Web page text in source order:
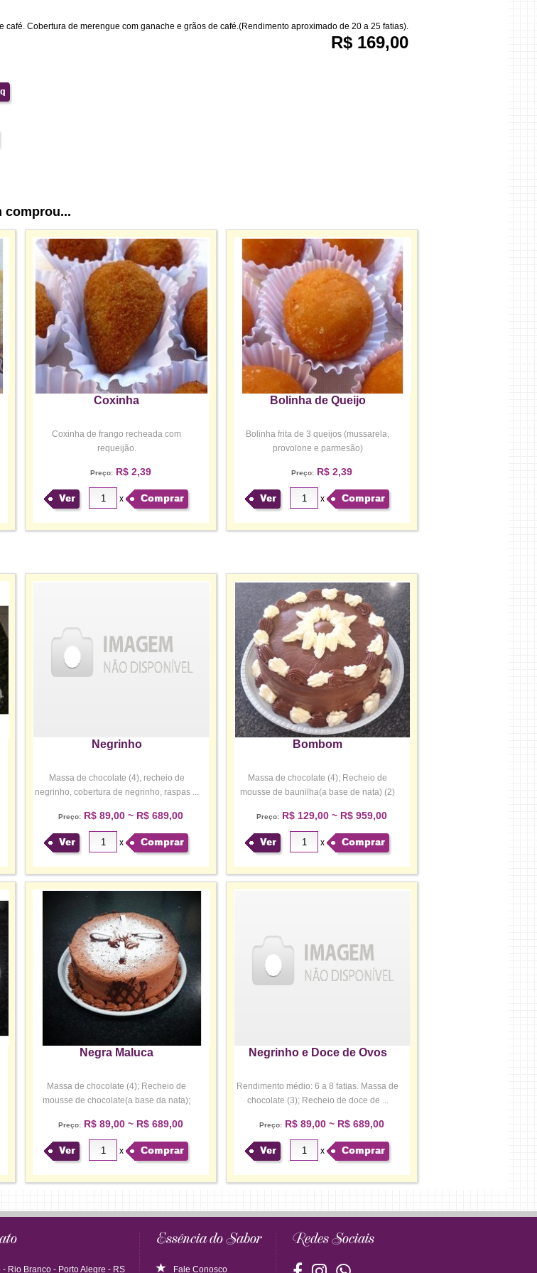
café. Cobertura de merengue com ganache e grãos de café.(Rendimento aproximado de 20 a 25 fatias).
R$ 169,00
comprou...
Coxinha
Coxinha de frango recheada com
requeijão.
Preço: R$ 2,39
Ver x Comprar
Bolinha de Queijo
Bolinha frita de 3 queijos (mussarela,
provolone e parmesão)
Preço: R$ 2,39
Ver x Comprar
Negrinho
Massa de chocolate (4), recheio de
negrinho, cobertura de negrinho, raspas ...
Preço: R$ 89,00 ~ R$ 689,00
Ver x Comprar
Bombom
Massa de chocolate (4); Recheio de
mousse de baunilha(a base de nata) (2)
Preço: R$ 129,00 ~ R$ 959,00
Ver x Comprar
Negra Maluca
Massa de chocolate (4); Recheio de
mousse de chocolate(a base da nata);
Preço: R$ 89,00 ~ R$ 689,00
Ver x Comprar
Negrinho e Doce de Ovos
Rendimento médio: 6 a 8 fatias. Massa de
chocolate (3); Recheio de doce de ...
Preço: R$ 89,00 ~ R$ 689,00
Ver x Comprar
Rio Branco - Porto Alegre - RS
Essência do Sabor
Fale Conosco
Redes Sociais